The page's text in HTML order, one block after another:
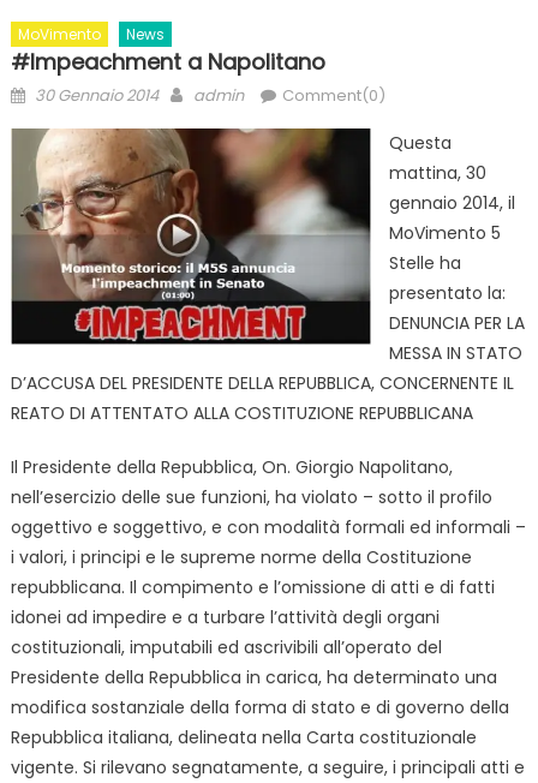
MoVimento News
#Impeachment a Napolitano
Posted
30 Gennaio 2014 Author
admin Comment(0)
Questa
mattina, 30
gennaio 2014, il
MoVimento 5
Stelle ha
presentato la:
DENUNCIA PER LA
MESSA IN STATO
D’ACCUSA DEL PRESIDENTE DELLA REPUBBLICA, CONCERNENTE IL
REATO DI ATTENTATO ALLA COSTITUZIONE REPUBBLICANA
Il Presidente della Repubblica, On. Giorgio Napolitano,
nell’esercizio delle sue funzioni, ha violato – sotto il profilo
oggettivo e soggettivo, e con modalità formali ed informali –
i valori, i principi e le supreme norme della Costituzione
repubblicana. Il compimento e l’omissione di atti e di fatti
idonei ad impedire e a turbare l’attività degli organi
costituzionali, imputabili ed ascrivibili all’operato del
Presidente della Repubblica in carica, ha determinato una
modifica sostanziale della forma di stato e di governo della
Repubblica italiana, delineata nella Carta costituzionale
vigente. Si rilevano segnatamente, a seguire, i principali atti e